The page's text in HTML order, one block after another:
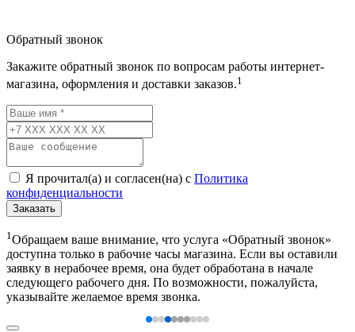
Обратный звонок
Закажите обратный звонок по вопросам работы интернет-
магазина, оформления и доставки заказов.1
Я прочитал(а) и согласен(на) с Политика
конфиденциальности
Заказать
1 Обращаем ваше внимание, что услуга «Обратный звонок»
доступна только в рабочие часы магазина. Если вы оставили
заявку в нерабочее время, она будет обработана в начале
следующего рабочего дня. По возможности, пожалуйста,
указывайте желаемое время звонка.